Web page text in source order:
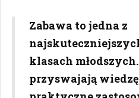
Zabawa to jedna z
klasach
przyswajają